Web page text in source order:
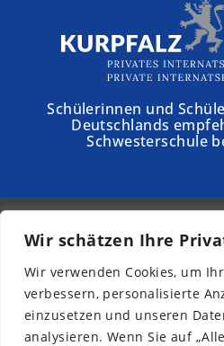
Wir schätzen Ihre
Wir verwenden Cookies, um
verbessern, personalisierte
einzusetzen und unseren
analysieren. Wenn Sie auf
Schülerinnen und
Deutschlands
Schwesterschule
© 2026 -